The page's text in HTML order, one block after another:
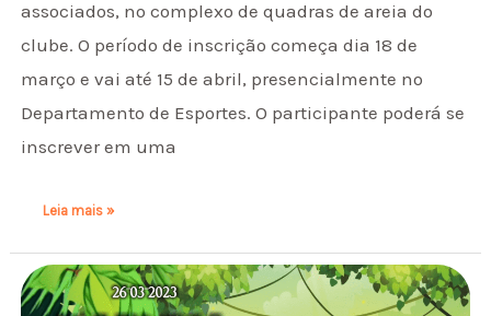
associados, no complexo de quadras de areia do
clube. O período de inscrição começa dia 18 de
março e vai até 15 de abril, presencialmente no
Departamento de Esportes. O participante poderá se
inscrever em uma
Leia mais »
Hakuna
Matata